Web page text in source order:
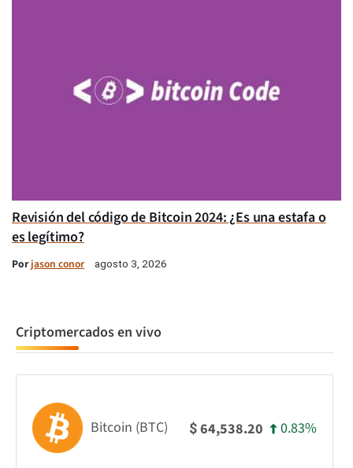
Revisión del código de Bitcoin 2024: ¿Es una estafa o
es legítimo?
Porjason conor agosto 3, 2026
Criptomercados en vivo
Bitcoin (BTC) $64,538.20 0.83%